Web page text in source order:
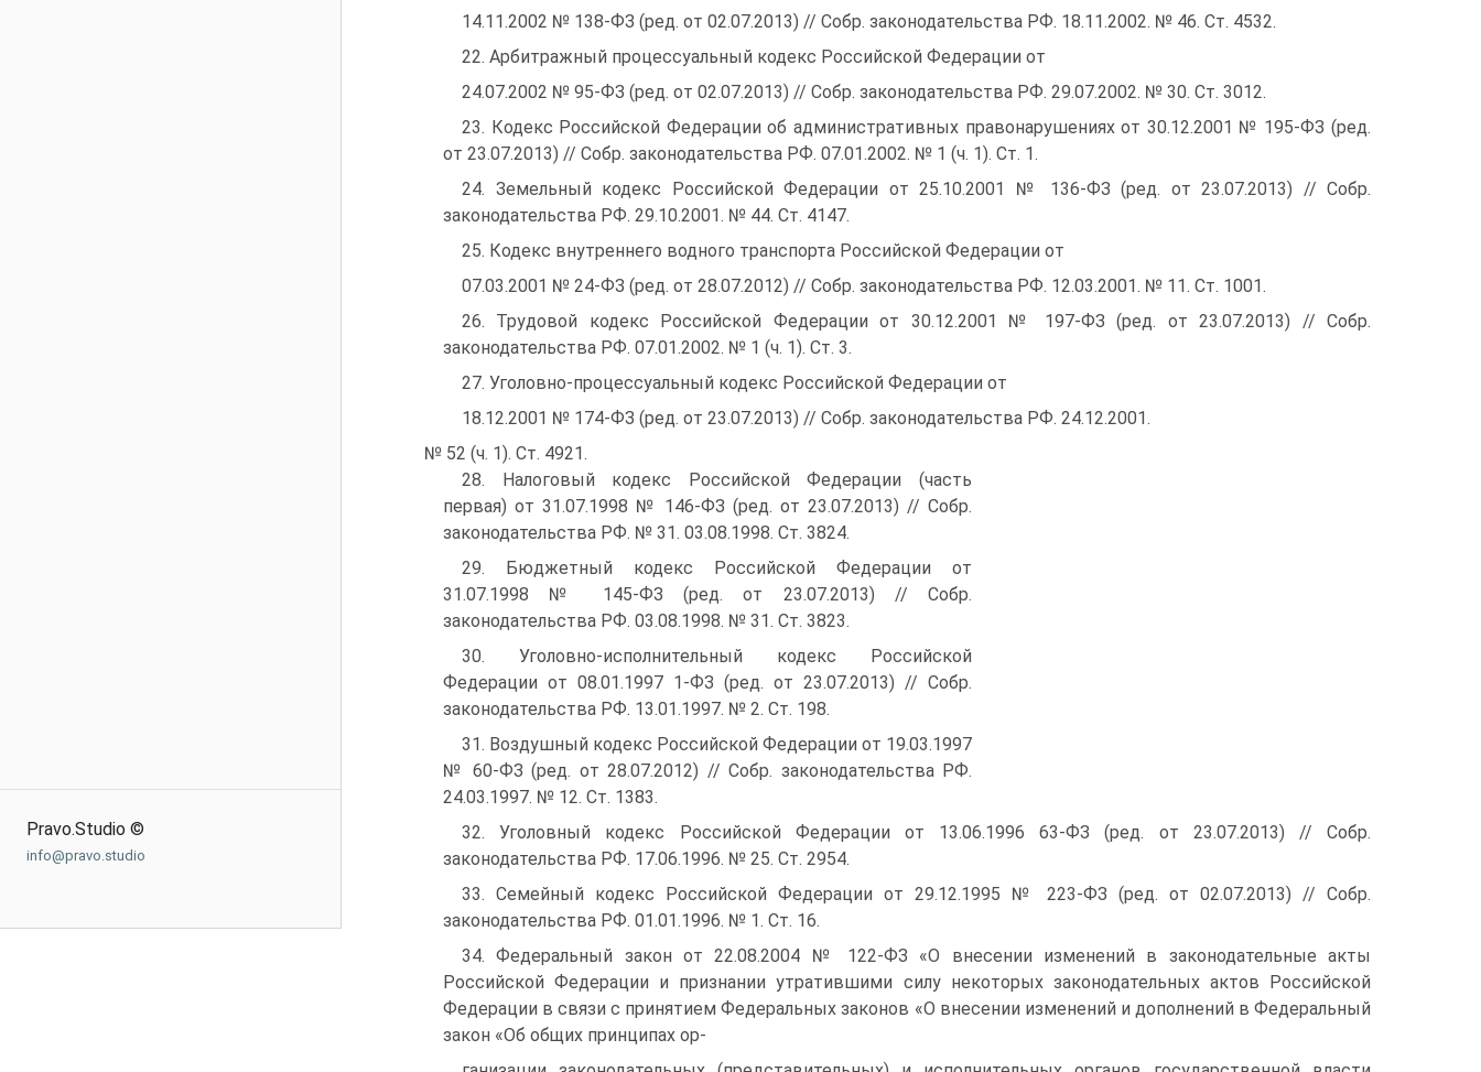
Pravo.Studio ©
info@pravo.studio
14.11.2002 № 138-ФЗ (ред. от 02.07.2013) // Собр. законодательства РФ. 18.11.2002. № 46. Ст. 4532.
22. Арбитражный процессуальный кодекс Российской Федерации от
24.07.2002 № 95-ФЗ (ред. от 02.07.2013) // Собр. законодательства РФ. 29.07.2002. № 30. Ст. 3012.
23. Кодекс Российской Федерации об административных правонарушениях от 30.12.2001 № 195-ФЗ (ред.
от 23.07.2013) // Собр. законодательства РФ. 07.01.2002. № 1 (ч. 1). Ст. 1.
24. Земельный кодекс Российской Федерации от 25.10.2001 № 136-ФЗ (ред. от 23.07.2013) // Собр.
законодательства РФ. 29.10.2001. № 44. Ст. 4147.
25. Кодекс внутреннего водного транспорта Российской Федерации от
07.03.2001 № 24-ФЗ (ред. от 28.07.2012) // Собр. законодательства РФ. 12.03.2001. № 11. Ст. 1001.
26. Трудовой кодекс Российской Федерации от 30.12.2001 № 197-ФЗ (ред. от 23.07.2013) // Собр.
законодательства РФ. 07.01.2002. № 1 (ч. 1). Ст. 3.
27. Уголовно-процессуальный кодекс Российской Федерации от
18.12.2001 № 174-ФЗ (ред. от 23.07.2013) // Собр. законодательства РФ. 24.12.2001.
№ 52 (ч. 1). Ст. 4921.
28. Налоговый кодекс Российской Федерации (часть
первая) от 31.07.1998 № 146-ФЗ (ред. от 23.07.2013) // Собр.
законодательства РФ. № 31. 03.08.1998. Ст. 3824.
29. Бюджетный кодекс Российской Федерации от
31.07.1998 № 145-ФЗ (ред. от 23.07.2013) // Собр.
законодательства РФ. 03.08.1998. № 31. Ст. 3823.
30. Уголовно-исполнительный кодекс Российской
Федерации от 08.01.1997 1-ФЗ (ред. от 23.07.2013) // Собр.
законодательства РФ. 13.01.1997. № 2. Ст. 198.
31. Воздушный кодекс Российской Федерации от 19.03.1997
№ 60-ФЗ (ред. от 28.07.2012) // Собр. законодательства РФ.
24.03.1997. № 12. Ст. 1383.
32. Уголовный кодекс Российской Федерации от 13.06.1996 63-ФЗ (ред. от 23.07.2013) // Собр.
законодательства РФ. 17.06.1996. № 25. Ст. 2954.
33. Семейный кодекс Российской Федерации от 29.12.1995 № 223-ФЗ (ред. от 02.07.2013) // Собр.
законодательства РФ. 01.01.1996. № 1. Ст. 16.
34. Федеральный закон от 22.08.2004 № 122-ФЗ «О внесении изменений в законодательные акты
Российской Федерации и признании утратившими силу некоторых законодательных актов Российской
Федерации в связи с принятием Федеральных законов «О внесении изменений и дополнений в Федеральный
закон «Об общих принципах ор-